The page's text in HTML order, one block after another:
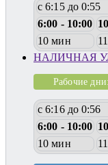
с 6:15 до 0:55
6:00 - 10:00
10 мин
НАЛИЧНАЯ
Рабочие дни:
с 6:16 до 0:56
6:00 - 10:00
10 мин